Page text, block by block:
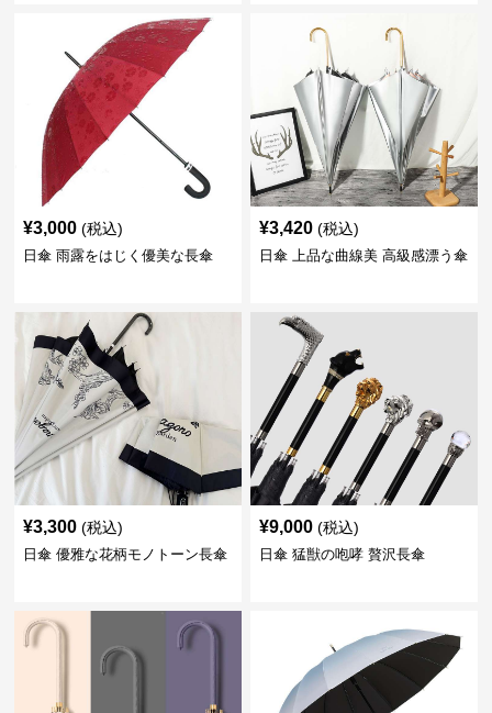
¥3,000 (税込)
日傘 雨露をはじく優美な長傘
¥3,420 (税込)
日傘 上品な曲線美 高級感漂う傘
¥3,300 (税込)
日傘 優雅な花柄モノトーン長傘
¥9,000 (税込)
日傘 猛獣の咆哮 贅沢長傘